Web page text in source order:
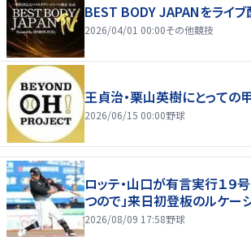
BEST BODY JAPANをライブ
2026/04/01 00:00その他競技
王貞治・栗山英樹にとっての
2026/06/15 00:00野球
ロッテ・山口が有言実行１９
つので」来日初登板のルケー
2026/08/09 17:58野球